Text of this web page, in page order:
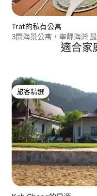
Trat的私有公寓
3間海景公寓，寧靜海灣
適合家
旅客精選
旅客精選